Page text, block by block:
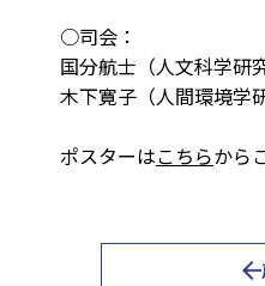
○司会：
国分航士（人文科学研
木下寛子（人間環境学
ポスターはこちらから